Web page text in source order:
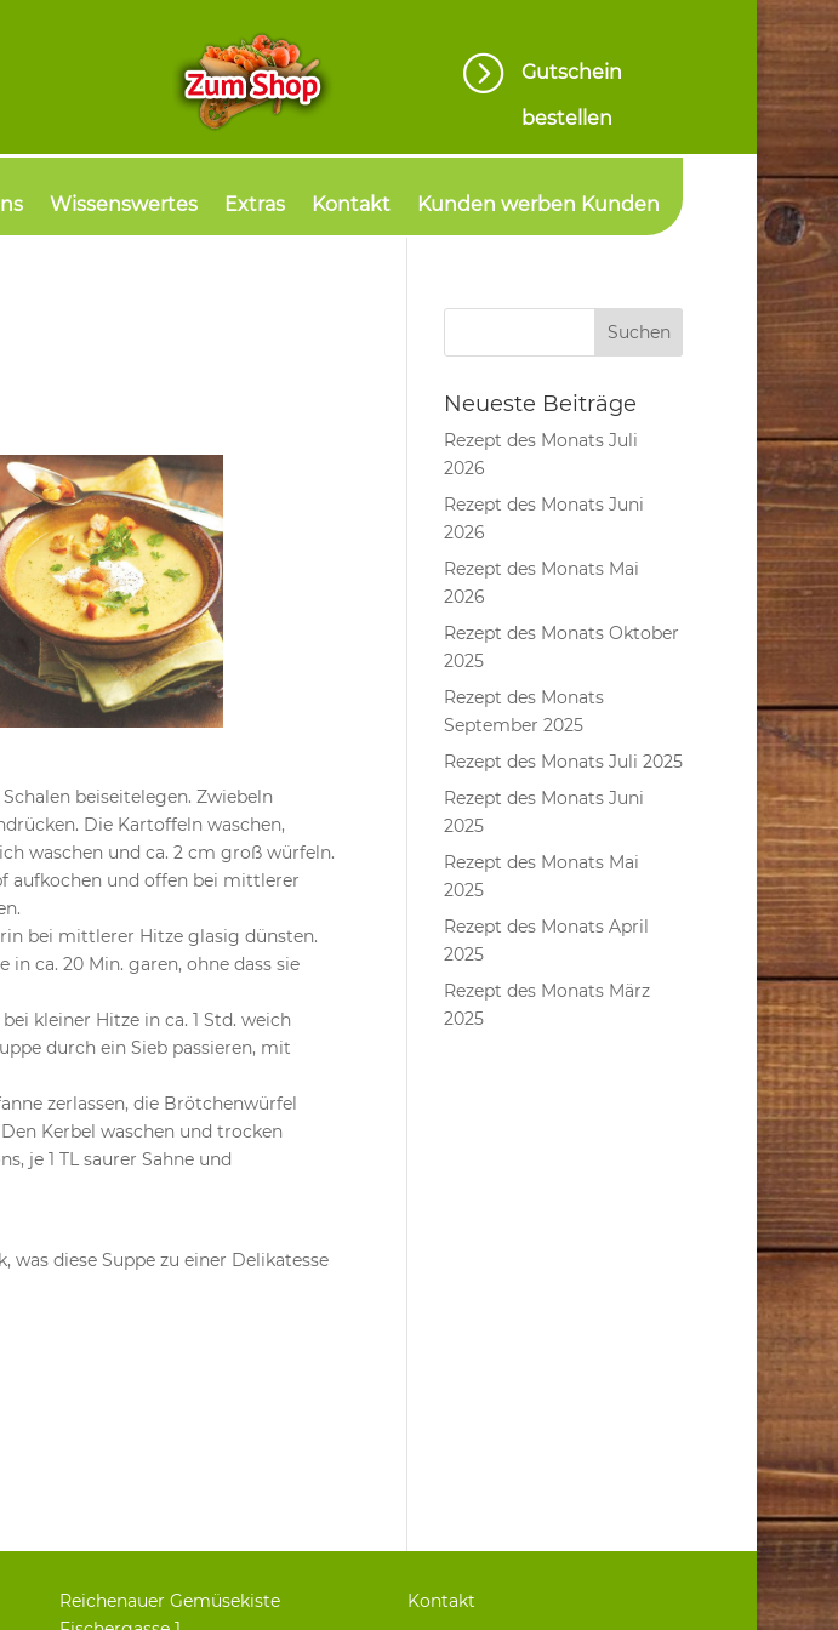
=
Gutschein
bestellen
Wissenswertes Extras Kontakt Kunden werben Kunden
beiseitelegen. Zwiebeln
Die Kartoffeln waschen,
waschen und ca. 2 cm groß würfeln.
aufkochen und offen bei mittlerer
bei mittlerer Hitze glasig dünsten.
ca. 20 Min. garen, ohne dass sie
kleiner Hitze in ca. 1 Std. weich
durch ein Sieb passieren, mit
zerlassen, die Brötchenwürfel
Kerbel waschen und trocken
je 1 TL saurer Sahne und
diese Suppe zu einer Delikatesse
Neueste Beiträge
Rezept des Monats Juli
2026
Rezept des Monats Juni
2026
Rezept des Monats Mai
2026
Rezept des Monats Oktober
2025
Rezept des Monats
September 2025
Rezept des Monats Juli 2025
Rezept des Monats Juni
2025
Rezept des Monats Mai
2025
Rezept des Monats April
2025
Rezept des Monats März
2025
Reichenauer Gemüsekiste
Kontakt